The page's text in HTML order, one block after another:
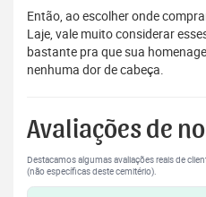
Então, ao escolher onde
Laje, vale muito considerar
bastante pra que sua
nenhuma dor de cabeça.
Avaliações de
Destacamos algumas avaliações reais de
(não específicas deste cemitério).